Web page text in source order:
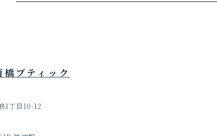
ブティック
1丁目10-12